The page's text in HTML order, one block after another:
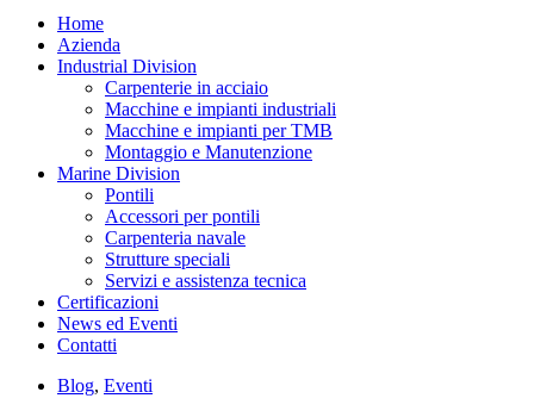
Home
Azienda
Industrial Division
Carpenterie in acciaio
Macchine e impianti industriali
Macchine e impianti per TMB
Montaggio e Manutenzione
Marine Division
Pontili
Accessori per pontili
Carpenteria navale
Strutture speciali
Servizi e assistenza tecnica
Certificazioni
News ed Eventi
Contatti
Blog, Eventi